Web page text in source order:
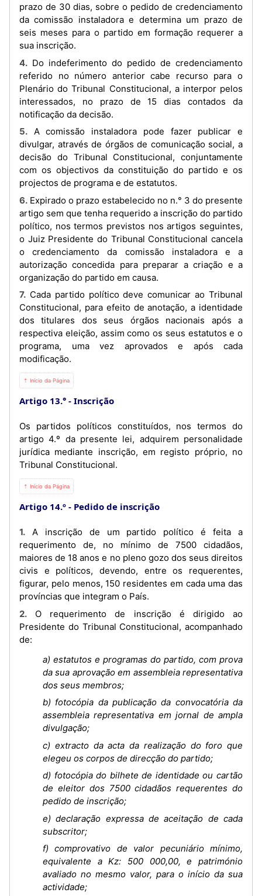
prazo de 30 dias, sobre o pedido de credenciamento
da comissão instaladora e determina um prazo de
seis meses para o partido em formação requerer a
sua inscrição.
4. Do indeferimento do pedido de credenciamento
referido no número anterior cabe recurso para o
Plenário do Tribunal Constitucional, a interpor pelos
interessados, no prazo de 15 dias contados da
notificação da decisão.
5. A comissão instaladora pode fazer publicar e
divulgar, através de órgãos de comunicação social, a
decisão do Tribunal Constitucional, conjuntamente
com os objectivos da constituição do partido e os
projectos de programa e de estatutos.
6. Expirado o prazo estabelecido no n.° 3 do presente
artigo sem que tenha requerido a inscrição do partido
político, nos termos previstos nos artigos seguintes,
o Juiz Presidente do Tribunal Constitucional cancela
o credenciamento da comissão instaladora e a
autorização concedida para preparar a criação e a
organização do partido em causa.
7. Cada partido político deve comunicar ao Tribunal
Constitucional, para efeito de anotação, a identidade
dos titulares dos seus órgãos nacionais após a
respectiva eleição, assim como os seus estatutos e o
programa, uma vez aprovados e após cada
modificação.
⇡ Início da Página
Artigo 13.° Inscrição
Os partidos políticos constituídos, nos termos do
artigo 4.º da presente lei, adquirem personalidade
jurídica mediante inscrição, em registo próprio, no
Tribunal Constitucional.
⇡ Início da Página
Artigo 14.º Pedido de inscrição
1. A inscrição de um partido político é feita a
requerimento de, no mínimo de 7500 cidadãos,
maiores de 18 anos e no pleno gozo dos seus direitos
civis e políticos, devendo, entre os requerentes,
figurar, pelo menos, 150 residentes em cada uma das
províncias que integram o País.
2. O requerimento de inscrição é dirigido ao
Presidente do Tribunal Constitucional, acompanhado
de:
a) estatutos e programas do partido, com prova
da sua aprovação em assembleia representativa
dos seus membros;
b) fotocópia da publicação da convocatória da
assembleia representativa em jornal de ampla
divulgação;
c) extracto da acta da realização do foro que
elegeu os corpos de direcção do partido;
d) fotocópia do bilhete de identidade ou cartão
de eleitor dos 7500 cidadãos requerentes do
pedido de inscrição;
e) declaração expressa de aceitação de cada
subscritor;
f) comprovativo de valor pecuniário mínimo,
equivalente a Kz: 500 000,00, e património
avaliado no mesmo valor, para o início da sua
actividade;